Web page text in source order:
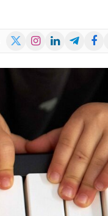
X
Instagram
LinkedInTelegram